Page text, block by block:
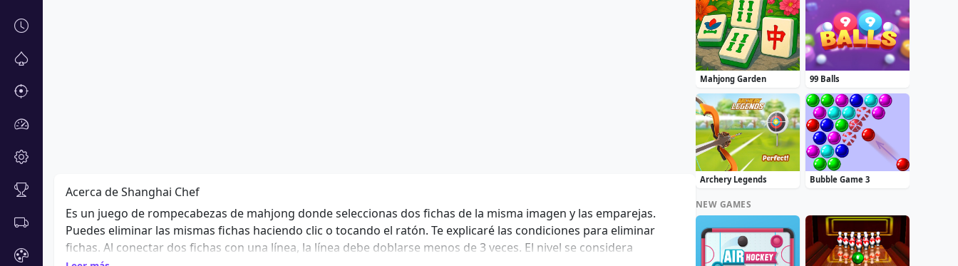
Acerca de Shanghai Chef
Es un juego de rompecabezas de mahjong donde seleccionas dos fichas de la misma imagen y las emparejas.
Puedes eliminar las mismas fichas haciendo clic o tocando el ratón. Te explicaré las condiciones para eliminar
fichas. Al conectar dos fichas con una línea, la línea debe doblarse menos de 3 veces. El nivel se considera
Mahjong Garden 99 Balls
Archery Legends Bubble Game 3
NEW GAMES